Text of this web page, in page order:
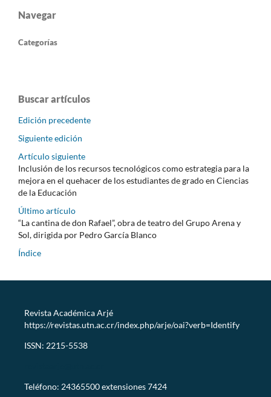
Navegar
Categorías
Buscar artículos
Edición precedente
Siguiente edición
Artículo siguiente
Inclusión de los recursos tecnológicos como estrategia para la
mejora en el quehacer de los estudiantes de grado en Ciencias
de la Educación
Último artículo
“La cantina de don Rafael”, obra de teatro del Grupo Arena y
Sol, dirigida por Pedro García Blanco
Índice
Revista Académica Arjé
https://revistas.utn.ac.cr/index.php/arje/oai?verb=Identify
ISSN: 2215-5538
Teléfono: 24365500 extensiones 7424